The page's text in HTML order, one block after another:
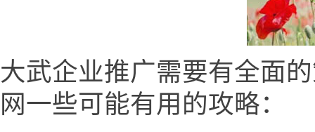
大武企业推广需要有全面
网一些可能有用的攻略：